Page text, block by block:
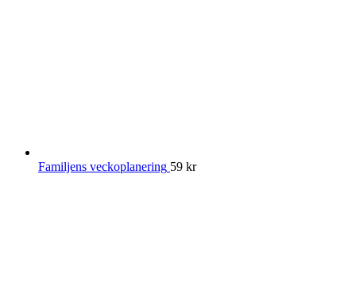
Familjens veckoplanering 59 kr